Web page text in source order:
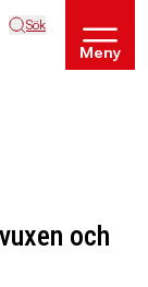
Sök
Meny
och